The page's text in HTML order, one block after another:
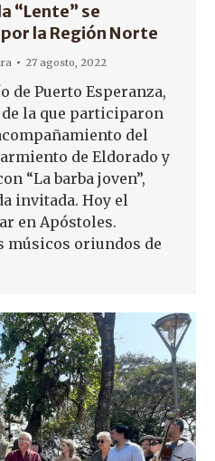
“Lente” se
la Región Norte
27 agosto, 2022
de Puerto Esperanza,
la que participaron
del
de Eldorado y
“La barba joven”,
invitada. Hoy el
en Apóstoles.
músicos oriundos de